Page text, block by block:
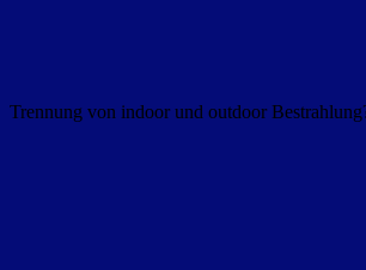
Trennung von indoor und outdoor